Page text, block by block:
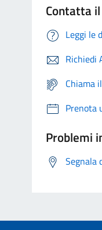
Contatta
Leggi le
Richiedi
Chiama
Prenota
Problemi
Segnala